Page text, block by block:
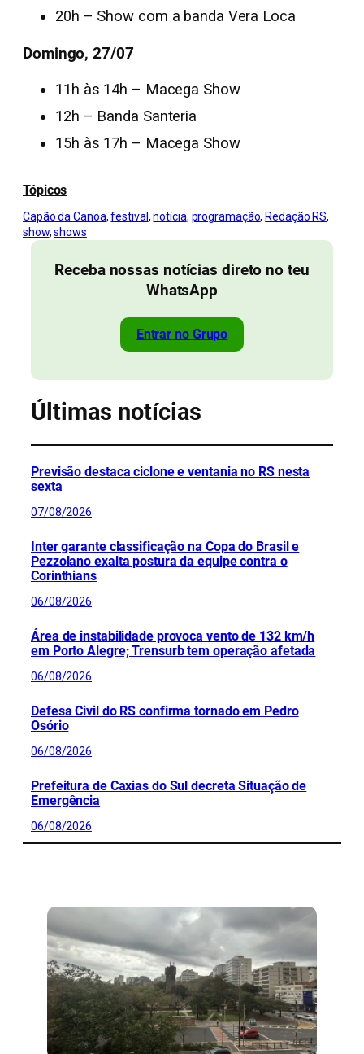
20h – Show com a banda Vera Loca
Domingo, 27/07
11h às 14h – Macega Show
12h – Banda Santeria
15h às 17h – Macega Show
Tópicos
Capão da Canoa, festival , notícia, programação, Redação RS
show, shows
Receba nossas notícias direto no teu
WhatsApp
Entrar no Grupo
Últimas notícias
Previsão destaca ciclone e ventania no RS nesta
sexta
07/08/2026
Inter garante classificação na Copa do Brasil e
Pezzolano exalta postura da equipe contra o
Corinthians
06/08/2026
Área de instabilidade provoca vento de 132 km/h
em Porto Alegre; Trensurb tem operação afetada
06/08/2026
Defesa Civil do RS confirma tornado em Pedro
Osório
06/08/2026
Prefeitura de Caxias do Sul decreta Situação de
Emergência
06/08/2026